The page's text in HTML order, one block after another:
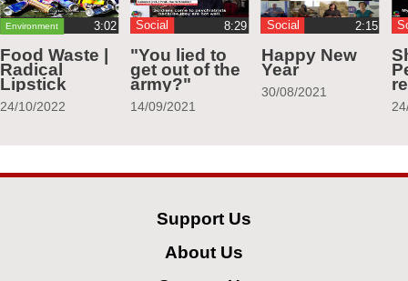
Environment ‏3:02
Food Waste |
Radical
Lipstick
24/10/2022
Social
"You lied to
get out of the
army?"
14/09/2021
Social ‏2:15
Happy New
Year
30/08/2021
Support Us
About Us